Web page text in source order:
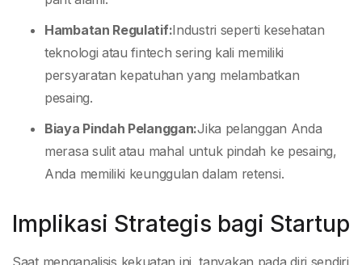
Hambatan Regulatif:Industri seperti kesehatan
teknologi atau fintech sering kali memiliki
persyaratan kepatuhan yang melambatkan
pesaing.
Biaya Pindah Pelanggan:Jika pelanggan Anda
merasa sulit atau mahal untuk pindah ke pesaing,
Anda memiliki keunggulan dalam retensi.
Implikasi Strategis bagi Startup